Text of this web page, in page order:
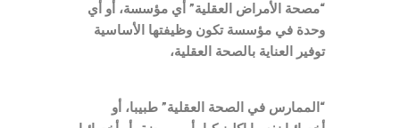
“مصحة الأمراض العقلية” أي مؤسسة، أو أي
وحدة في مؤسسة تكون وظيفتها الأساسية
توفير العناية بالصحة العقلية،
“الممارس في الصحة العقلية” طبيبا، أو